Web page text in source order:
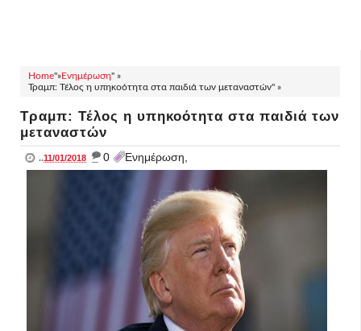
Home"»Ενημέρωση" »
Τραμπ: Τέλος η υπηκοότητα στα παιδιά των μεταναστών" »
Τραμπ: Τέλος η υπηκοότητα στα παιδιά των
μεταναστών
..11/01/2018 _ 0 Ενημέρωση,